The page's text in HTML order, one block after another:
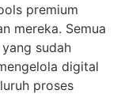
premium
mereka. Semua
sudah
digital
proses